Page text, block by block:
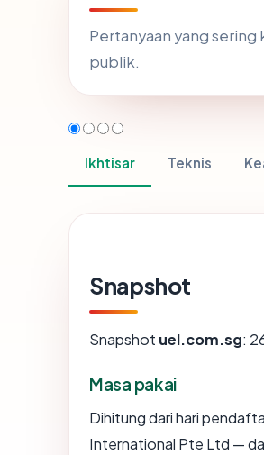
Pertanyaan yang
publik.
Ikhtisar Teknis
Snapshot
Snapshot uel.com.sg:
Masa pakai
Dihitung dari hari
International Pte Ltd —